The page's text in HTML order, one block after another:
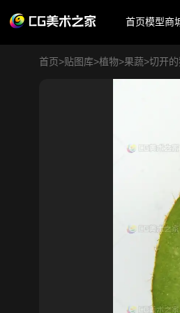
首页模型商
首页>贴图库>植物>果蔬>切开